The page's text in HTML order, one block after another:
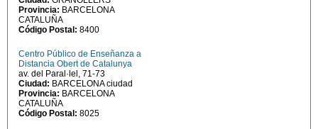
Provincia: BARCELONA
CATALUÑA
Código Postal: 8400
Centro Público de Enseñanza a
Distancia Obert de Catalunya
av. del Paral·lel, 71-73
Ciudad: BARCELONA ciudad
Provincia: BARCELONA
CATALUÑA
Código Postal: 8025